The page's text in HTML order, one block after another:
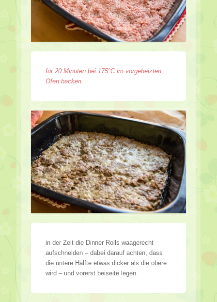
für 20 Minuten bei 175°C im vorgeheizten
Ofen backen.
in der Zeit die Dinner Rolls waagerecht
aufschneiden – dabei darauf achten, dass
die untere Hälfte etwas dicker als die obere
wird – und vorerst beiseite legen.